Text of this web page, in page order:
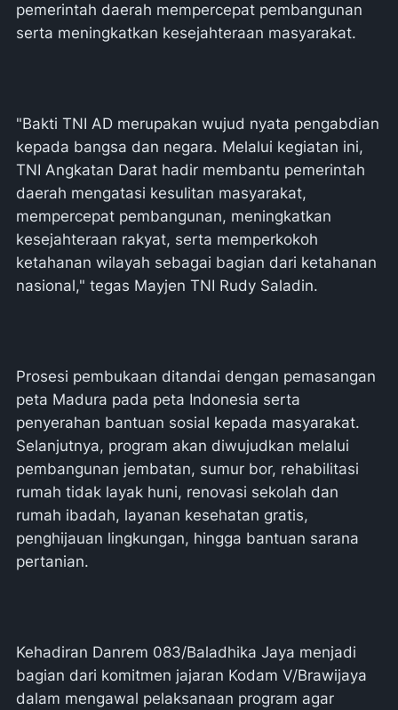
pemerintah daerah mempercepat pembangunan
serta meningkatkan kesejahteraan masyarakat.
"Bakti TNI AD merupakan wujud nyata pengabdian
kepada bangsa dan negara. Melalui kegiatan ini,
TNI Angkatan Darat hadir membantu pemerintah
daerah mengatasi kesulitan masyarakat,
mempercepat pembangunan, meningkatkan
kesejahteraan rakyat, serta memperkokoh
ketahanan wilayah sebagai bagian dari ketahanan
nasional," tegas Mayjen TNI Rudy Saladin.
Prosesi pembukaan ditandai dengan pemasangan
peta Madura pada peta Indonesia serta
penyerahan bantuan sosial kepada masyarakat.
Selanjutnya, program akan diwujudkan melalui
pembangunan jembatan, sumur bor, rehabilitasi
rumah tidak layak huni, renovasi sekolah dan
rumah ibadah, layanan kesehatan gratis,
penghijauan lingkungan, hingga bantuan sarana
pertanian.
Kehadiran Danrem 083/Baladhika Jaya menjadi
bagian dari komitmen jajaran Kodam V/Brawijaya
dalam mengawal pelaksanaan program agar